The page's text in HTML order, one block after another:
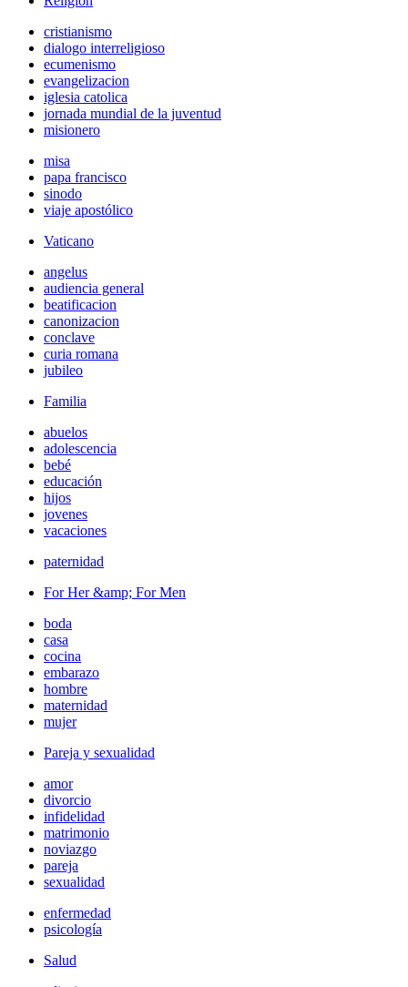
cristianismo
dialogo interreligioso
ecumenismo
evangelizacion
iglesia catolica
jornada mundial de la juventud
misionero
misa
papa francisco
sinodo
viaje apostólico
Vaticano
angelus
audiencia general
beatificacion
canonizacion
conclave
curia romana
jubileo
Familia
abuelos
adolescencia
bebé
educación
hijos
jovenes
vacaciones
paternidad
For Her &amp; For Men
boda
casa
cocina
embarazo
hombre
maternidad
mujer
Pareja y sexualidad
amor
divorcio
infidelidad
matrimonio
noviazgo
pareja
sexualidad
enfermedad
psicología
Salud